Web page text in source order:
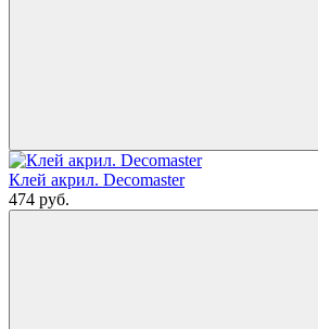
Клей акрил. Decomaster
474 руб.